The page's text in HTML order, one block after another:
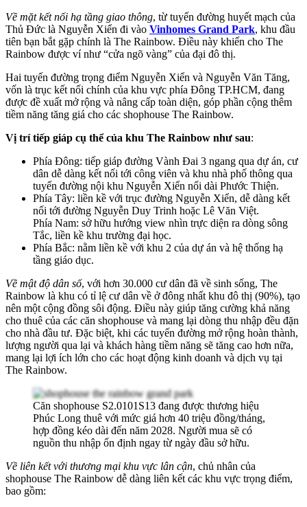
Về mặt kết nối hạ tầng giao thông, từ tuyến đường huyết mạch của
Thủ Đức là Nguyễn Xiển đi vào Vinhomes Grand Park, khu đầu
tiên bạn bắt gặp chính là The Rainbow. Điều này khiến cho The
Rainbow được ví như “cửa ngõ vàng” của đại đô thị.
Hai tuyến đường trọng điểm Nguyễn Xiển và Nguyễn Văn Tăng,
vốn là trục kết nối chính của khu vực phía Đông TP.HCM, đang
được đề xuất mở rộng và nâng cấp toàn diện, góp phần cộng thêm
tiềm năng tăng giá cho các shophouse The Rainbow.
Vị trí tiếp giáp cụ thể của khu The Rainbow như sau:
Phía Đông: tiếp giáp đường Vành Đai 3 ngang qua dự án, cư
dân dễ dàng kết nối tới công viên và khu nhà phố thông qua
tuyến đường nội khu Nguyễn Xiển nối dài Phước Thiện.
Phía Tây: liền kề với trục đường Nguyễn Xiển, dễ dàng kết
nối tới đường Nguyễn Duy Trinh hoặc Lê Văn Việt.
Phía Nam: sở hữu hướng view nhìn trực diện ra dòng sông
Tắc, liền kề khu trường đại học.
Phía Bắc: nằm liền kề với khu 2 của dự án và hệ thống hạ
tầng giáo dục.
Về mật độ dân số, với hơn 30.000 cư dân đã về sinh sống, The
Rainbow là khu có tỉ lệ cư dân về ở đông nhất khu đô thị (90%), tạo
nên một cộng đồng sôi động. Điều này giúp tăng cường khả năng
cho thuê của các căn shophouse và mang lại dòng thu nhập đều đặn
cho nhà đầu tư. Đặc biệt, khi các tuyến đường mở rộng hoàn thành,
lượng người qua lại và khách hàng tiềm năng sẽ tăng cao hơn nữa,
mang lại lợi ích lớn cho các hoạt động kinh doanh và dịch vụ tại
The Rainbow.
Căn shophouse S2.0101S13 đang được thương hiệu
Phúc Long thuê với mức giá hơn 40 triệu đồng/tháng,
hợp đồng kéo dài đến năm 2028. Người mua sẽ có
nguồn thu nhập ổn định ngay từ ngày đầu sở hữu.
Về liên kết với thương mại khu vực lân cận, chủ nhân của
shophouse The Rainbow dễ dàng liên kết các khu vực trọng điểm,
bao gồm: